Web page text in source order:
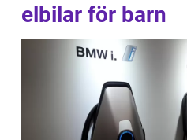
elbilar för barn